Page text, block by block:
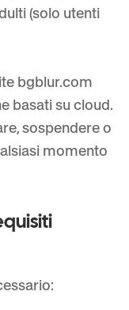
(solo utenti
bgblur.com
basati su cloud.
sospendere o
momento